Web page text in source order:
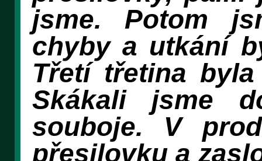
jsme. Potom
chyby a utkání
Třetí třetina
Skákali jsme
souboje. V
přesilovku a